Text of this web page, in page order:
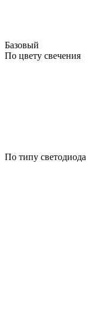
Базовый
По цвету свечения
По типу светодиода